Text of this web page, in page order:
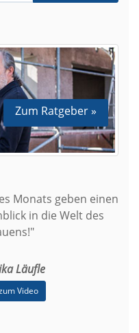
Zum Ratgeber »
Monats geben einen
in die Welt des
Läufle
Video